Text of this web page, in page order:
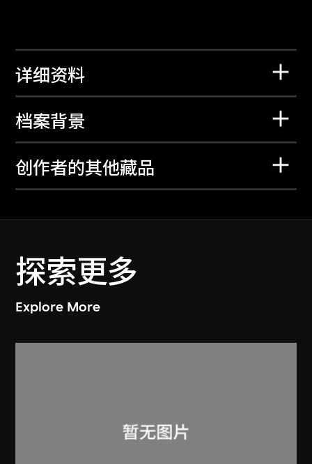
详细资料
档案背景
创作者的其他藏品
探索更多
Explore More